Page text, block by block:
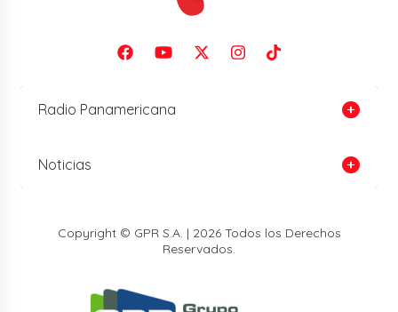
Radio Panamericana
Noticias
Copyright © GPR S.A. | 2026 Todos los Derechos
Reservados.